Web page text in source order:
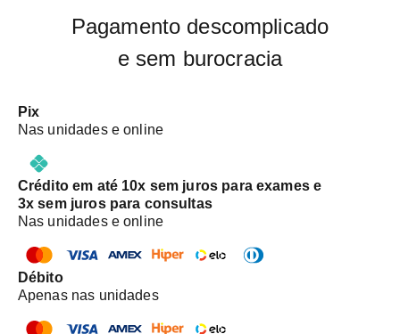
Pagamento descomplicado
e sem burocracia
Pix
Nas unidades e online
Crédito em até 10x sem juros para exames e
3x sem juros para consultas
Nas unidades e online
Débito
Apenas nas unidades